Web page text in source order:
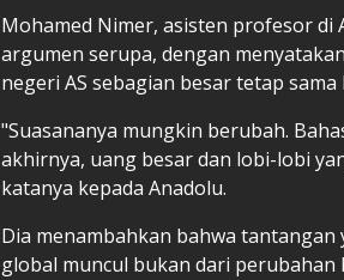
Mohamed Nimer, asisten profesor di
argumen serupa, dengan
negeri AS sebagian besar tetap
"Suasananya mungkin berubah.
akhirnya, uang besar dan lobi-lobi
katanya kepada Anadolu.
Dia menambahkan bahwa
global muncul bukan dari